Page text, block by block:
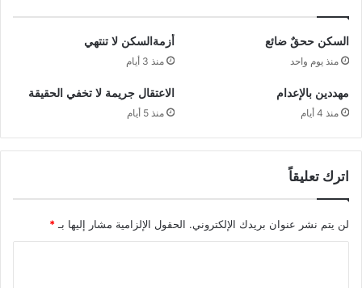
السكن ححقٌ ضائع
منذ يوم واحد
أزمةالسكن لا تنتهي
منذ 3 أيام
مهددين بالإعدام
منذ 4 أيام
الاعتقال جريمة لا تخفي الحقيقة
منذ 5 أيام
اترك تعليقاً
لن يتم نشر عنوان بريدك الإلكتروني. الحقول الإلزامية مشار إليها بـ *